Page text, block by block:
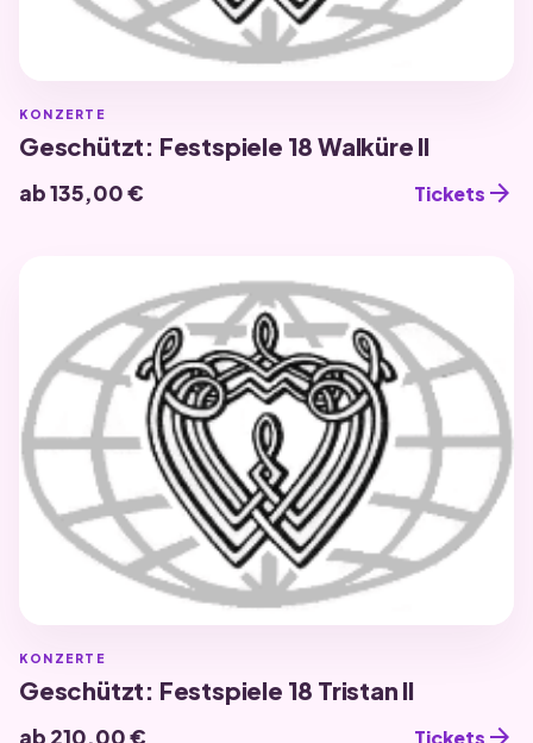
KONZERTE
Geschützt: Festspiele 18 Walküre II
ab 135,00 € Tickets arrow_forward
KONZERTE
Geschützt: Festspiele 18 Tristan II
ab 210,00 € Tickets